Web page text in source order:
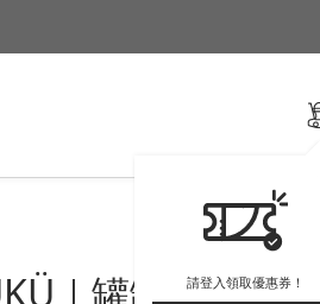
請登入領取優惠券！
｜罐罐系列 02